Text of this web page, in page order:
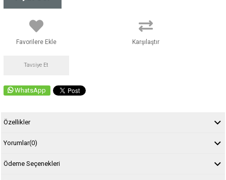
Favorilere Ekle Karşılaştır
Tavsiye Et
WhatsApp
Özellikler
Yorumlar(0)
Ödeme Seçenekleri